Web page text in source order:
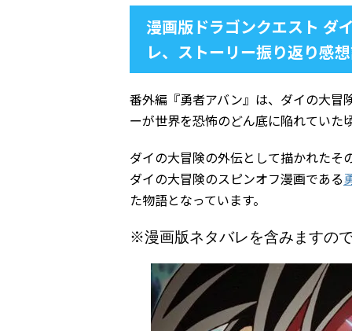
漫画版ドラゴンクエスト ダ
レ、ストーリー振り返り感想
番外編『勇者アバン』は、ダイの大冒
ーが世界を恐怖のどん底に陥れていた
ダイの大冒険の外伝として描かれたそ
ダイの大冒険のスピンオフ漫画である
た物語となっています。
※漫画版ネタバレを含みますの